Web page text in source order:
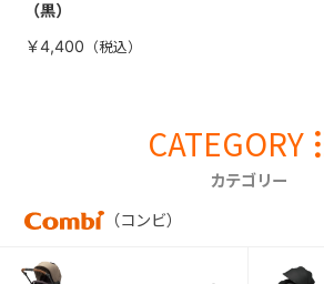
（黒）
￥4,400
CATEGORY
カテゴリー
（コンビ）